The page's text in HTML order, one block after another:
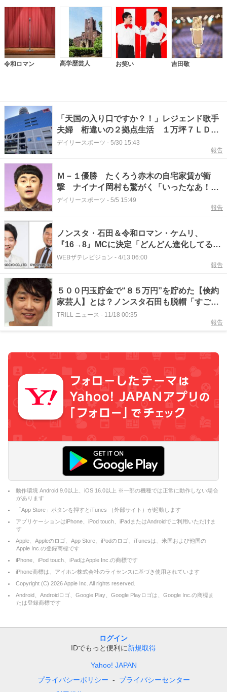
令和ロマン 高学歴芸人 お笑い 吉田敬
「天国の入り口ですか？！」レジェンド歌手
夫婦 桁違いの２拠点生活 １万坪７ＬＤＫ
「サッカーグラウンド５面分」セカンドハウ
デイリースポーツ - 5/30 15:43
報告
Ｍ－１優勝 たくろう赤木の自宅家賃が衝
撃 ナイナイ岡村も驚がく「いったなあ！」
ノンスタ石田「ドリームやなぁ」
デイリースポーツ - 5/5 15:49
報告
ノンスタ・石田＆令和ロマン・ケムリ、
『16→8』MCに決定「どんどん進化してる、
読めない大会」＜THE SECOND 2026＞
WEBザテレビジョン - 4/13 06:00
報告
５００円玉貯金で“８５万円”を貯めた【倹約
家芸人】とは？ノンスタ石田も脱帽「すごい
なあ」
TRILL ニュース - 11/18 00:35
報告
動作環境 Android 9.0以上、iOS 16.0以上 ※一部の機種では正常に動作しない場合
があります
「App Store」ボタンを押すとiTunes （外部サイト）が起動します
アプリケーションはiPhone、iPod touch、iPadまたはAndroidでご利用いただけま
す
Apple、Appleのロゴ、App Store、iPodのロゴ、iTunesは、米国および他国の
Apple Inc.の登録商標です
iPhone、iPod touch、iPadはApple Inc.の商標です
iPhone商標は、アイホン株式会社のライセンスに基づき使用されています
Copyright (C) 2026Apple Inc. All rights reserved.
Android、Androidロゴ、Google Play、Google Playロゴは、Google Inc.の商標ま
たは登録商標です
ログイン
IDでもっと便利に新規取得
Yahoo! JAPAN
プライバシーポリシー
プライバシーセンター